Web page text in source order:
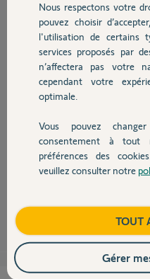
Chauffage
Autres produits
Devis avec un pro
Contact
Sérafin F.
vous devez appuyer sur le
ajouté.
Essayez en choisissant un
portail, il y a un petit bug en ce
pour actionner votre volets, il
Philippe H. il y a
Nous respectons votre
pouvez choisir
l'utilisation de certains
services proposés par
n’affectera pas votre
cependant votre
optimale.
Vous pouvez
consentement à
préférences des
veuillez consulter notre
TOUT
Gérer